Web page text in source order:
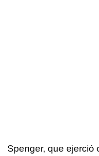
Spenger, que ejerció